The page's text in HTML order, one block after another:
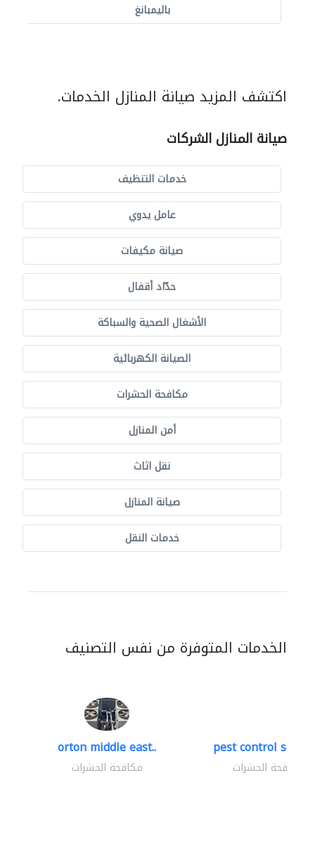
باليمبانغ
اكتشف المزيد صيانة المنازل الخدمات.
صيانة المنازل الشركات
خدمات التنظيف
عامل يدوي
صيانة مكيفات
حدّاد أقفال
الأشغال الصحية والسباكة
الصيانة الكهربائية
مكافحة الحشرات
أمن المنازل
نقل اثاث
صيانة المنازل
خدمات النقل
الخدمات المتوفرة من نفس التصنيف
orton middle east..
مكافحة الحشرات
pest control
مكافحة الحشرات